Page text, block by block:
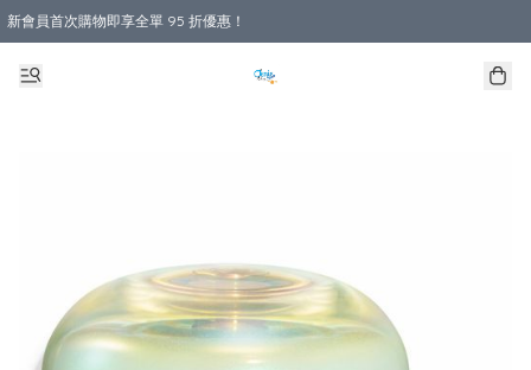
新會員首次購物即享全單 95 折優惠！
購物滿 HKD 800.00即享免運費優惠！（適用於 本地送貨、本地取貨 )